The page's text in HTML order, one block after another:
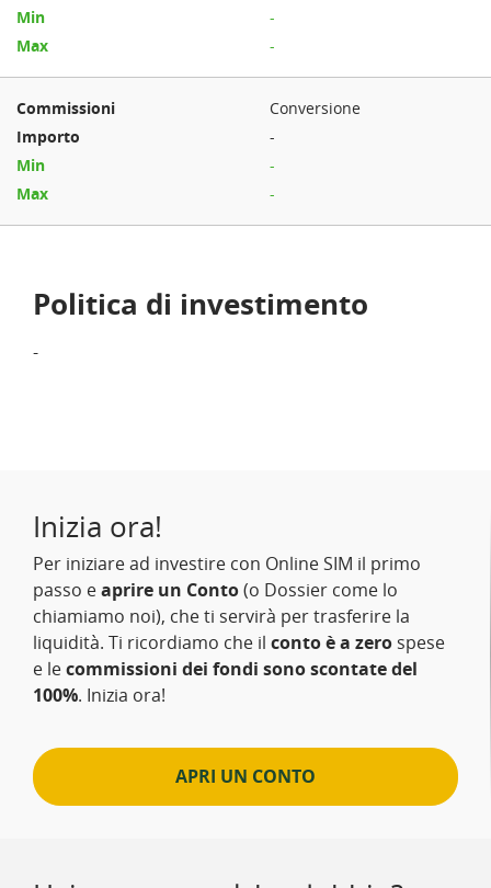
-
-
Conversione
-
-
-
Politica di investimento
-
Inizia ora!
Per iniziare ad investire con Online SIM il primo
passo eaprire un Conto(o Dossier come lo
chiamiamo noi), che ti servirà per trasferire la
liquidità. Ti ricordiamo che il conto è a zero spese
e lecommissioni dei fondi sono scontate del
100%. Inizia ora!
APRI UN CONTO